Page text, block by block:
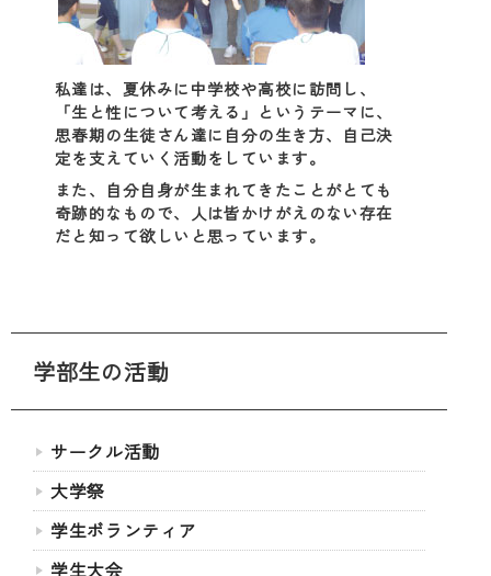
私達は、夏休みに中学校や高校に訪問し、
「生と性について考える」というテーマに、
思春期の生徒さん達に自分の生き方、自己決
定を支えていく活動をしています。
また、自分自身が生まれてきたことがとても
奇跡的なもので、人は皆かけがえのない存在
だと知って欲しいと思っています。
学部生の活動
サークル活動
大学祭
学生ボランティア
学生大会